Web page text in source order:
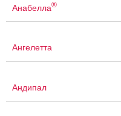
Анабелла®
Ангелетта
Андипал